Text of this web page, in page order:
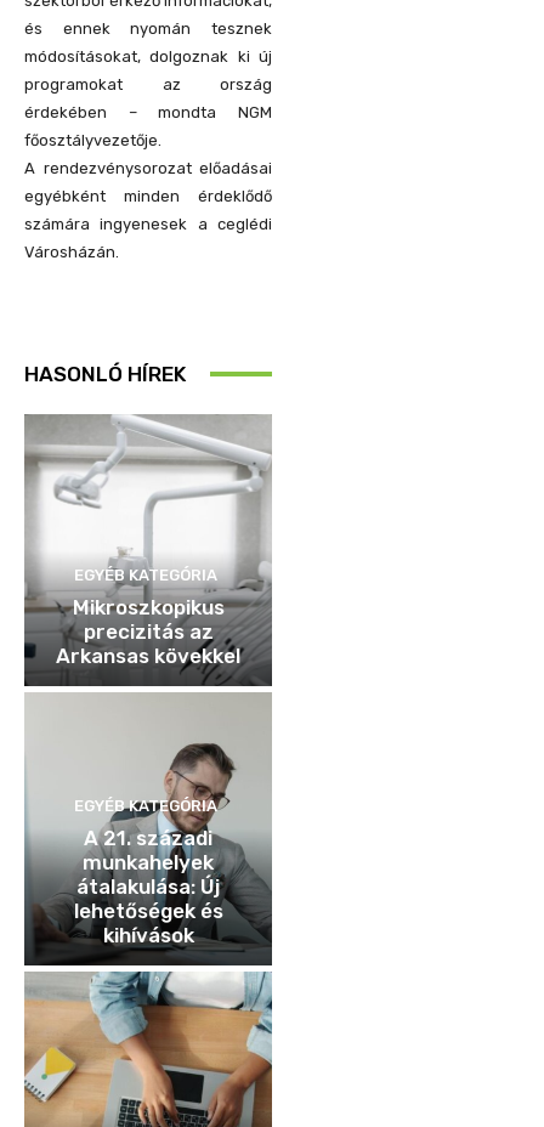
és ennek nyomán tesznek
módosításokat, dolgoznak ki új
programokat az ország
érdekében – mondta NGM
főosztályvezetője.
A rendezvénysorozat előadásai
egyébként minden érdeklődő
számára ingyenesek a ceglédi
Városházán.
HASONLÓ HÍREK
EGYÉB KATEGÓRIA
Mikroszkopikus
precizitás az
Arkansas kövekkel
EGYÉB KATEGÓRIA
A 21. századi
munkahelyek
átalakulása: Új
lehetőségek és
kihívások